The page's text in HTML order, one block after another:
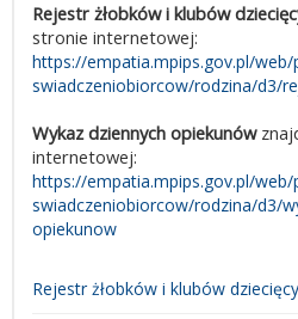
Rejestr żłobków i klubów
stronie internetowej:
https://empatia.mpips.gov.pl/web/
swiadczeniobiorcow/rodzina/d3/
Wykaz dziennych opiekunów
internetowej:
https://empatia.mpips.gov.pl/web/
swiadczeniobiorcow/rodzina/d3/
opiekunow
Rejestr żłobków i klubów